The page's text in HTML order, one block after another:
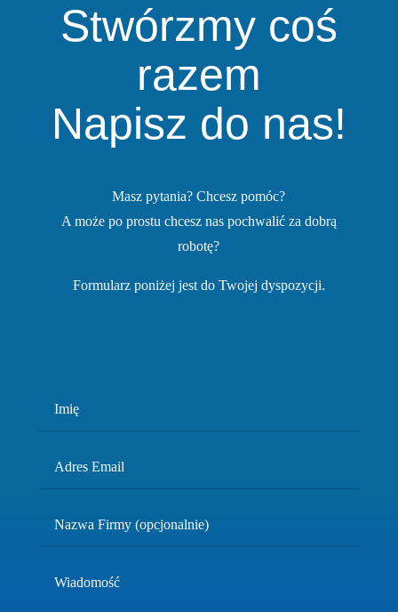
Stwórzmy coś
razem
Napisz do nas!
Masz pytania? Chcesz pomóc?
A może po prostu chcesz nas pochwalić za dobrą
robotę?
Formularz poniżej jest do Twojej dyspozycji.